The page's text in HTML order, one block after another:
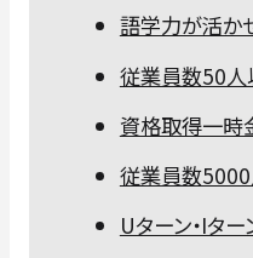
語学力が活か
従業員数50
資格取得一時
従業員数
Uターン・Iタ